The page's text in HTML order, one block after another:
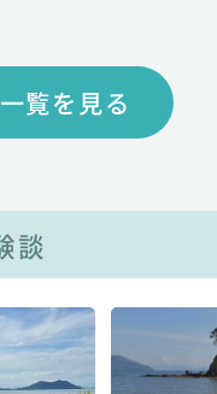
覧を見る
談